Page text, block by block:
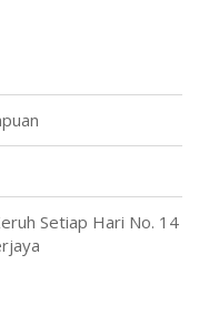
Setiap Hari No. 14